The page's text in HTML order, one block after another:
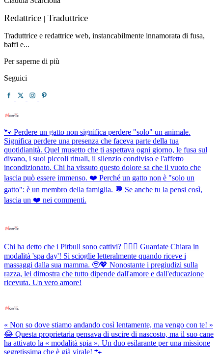
Redattrice | Traduttrice
Traduttrice e redattrice web, instancabilmente innamorata di fusa,
baffi e...
Per saperne di più
Seguici
🐾 Perdere un gatto non significa perdere "solo" un animale.
Significa perdere una presenza che faceva parte della tua
quotidianità. Quel musetto che ti aspettava ogni giorno, le fusa sul
divano, i suoi piccoli rituali, il silenzio condiviso e l'affetto
incondizionato. Chi ha vissuto questo dolore sa che il vuoto che
lascia può essere immenso. ❤️ Perché un gatto non è "solo un
gatto": è un membro della famiglia. 💬 Se anche tu la pensi così,
lascia un ❤️ nei commenti.
Chi ha detto che i Pitbull sono cattivi? 💆‍♀️✨ Guardate Chiara in
modalità 'spa day'! Si scioglie letteralmente quando riceve i
massaggi dalla sua mamma. 🥹💖 Nonostante i pregiudizi sulla
razza, lei dimostra che tutto dipende dall'amore e dall'educazione
ricevuta. Un vero amore!
« Non so dove stiamo andando così lentamente, ma vengo con te! »
😂 Questa proprietaria pensava di uscire di nascosto, ma il suo cane
ha attivato la « modalità spia ». Un duo esilarante per una missione
segretissima che è già virale! 🐾